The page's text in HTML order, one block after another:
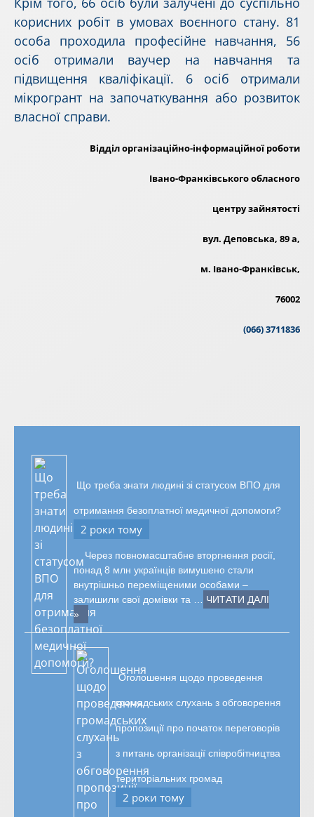
корисних робіт в умовах воєнного стану. 81
особа проходила професійне навчання, 56
осіб отримали ваучер на навчання та
підвищення кваліфікації. 6 осіб отримали
мікрогрант на започаткування або розвиток
власної справи.
Відділ організаційно-інформаційної роботи
Івано-Франківського обласного
центру зайнятості
вул. Деповська, 89 а,
м. Івано-Франківськ,
76002
(066) 3711836
Що треба знати людині зі статусом ВПО для
отримання безоплатної медичної допомоги?
2 роки тому
Через повномасштабне вторгнення росії,
понад 8 млн українців вимушено стали
внутрішньо переміщеними особами –
залишили свої домівки та …
ЧИТАТИ ДАЛІ
»
Оголошення щодо проведення
громадських слухань з обговорення
пропозиції про початок переговорів
з питань організації співробітництва
територіальних громад
2 роки тому